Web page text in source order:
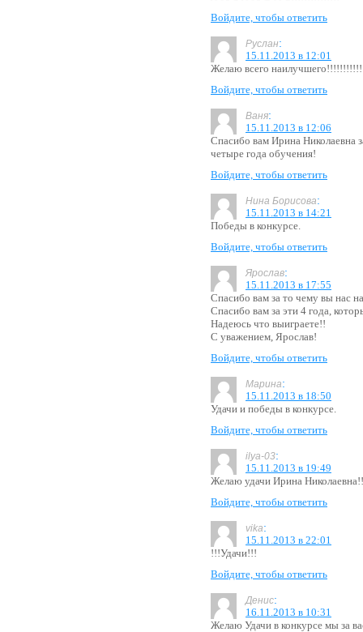
Войдите, чтобы ответить
Руслан:
15.11.2013 в 12:01
Желаю всего
Войдите, чтобы ответить
Ваня:
15.11.2013 в 12:06
Спасибо вам Ирина Николаевна
четыре года обучения!
Войдите, чтобы ответить
Нина Борисова:
15.11.2013 в 14:21
Победы в конкурсе.
Войдите, чтобы ответить
Ярослав:
15.11.2013 в 17:55
Спасибо вам за то чему вы нас
Спасибо вам за эти 4 года,
Надеюсь что выиграете!!
С уважением, Ярослав!
Войдите, чтобы ответить
Марина:
15.11.2013 в 18:50
Удачи и победы в конкурсе.
Войдите, чтобы ответить
ilya-03:
15.11.2013 в 19:49
Желаю удачи Ирина Николаевна!!
Войдите, чтобы ответить
vika:
15.11.2013 в 22:01
!!!Удачи!!!
Войдите, чтобы ответить
Денис:
16.11.2013 в 10:31
Желаю Удачи в конкурсе мы за